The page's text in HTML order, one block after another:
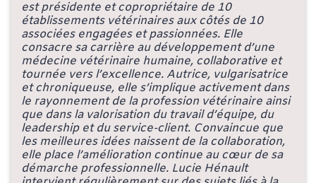
est présidente et copropriétaire de 10
établissements vétérinaires aux côtés de 10
associées engagées et passionnées. Elle
consacre sa carrière au développement d’une
médecine vétérinaire humaine, collaborative et
tournée vers l’excellence. Autrice, vulgarisatrice
et chroniqueuse, elle s’implique activement dans
le rayonnement de la profession vétérinaire ainsi
que dans la valorisation du travail d’équipe, du
leadership et du service-client. Convaincue que
les meilleures idées naissent de la collaboration,
elle place l’amélioration continue au cœur de sa
démarche professionnelle. Lucie Hénault